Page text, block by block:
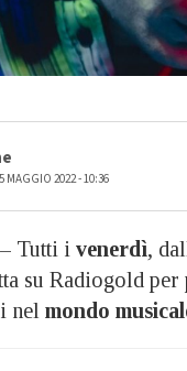
MAGGIO 2022 - 10:36
Tutti i venerdì,
su Radiogold per
nel mondo